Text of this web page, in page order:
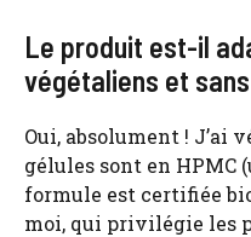
Le produit est-il
végétaliens et
Oui, absolument ! J’ai
gélules sont en HPMC
formule est certifiée
moi, qui privilégie les